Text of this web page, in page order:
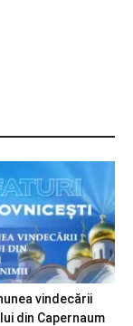
vindecării
din Capernaum